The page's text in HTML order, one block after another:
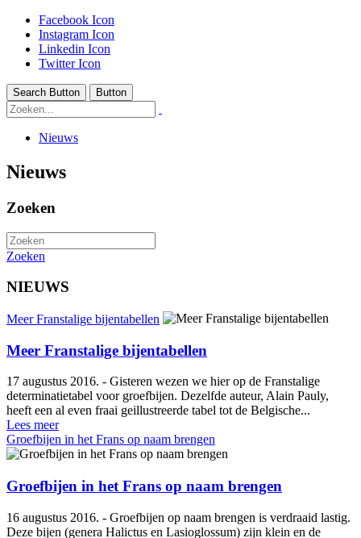
Facebook Icon
Instagram Icon
Linkedin Icon
Twitter Icon
Search Button Button
Nieuws
Nieuws
Zoeken
Zoeken
NIEUWS
Meer Franstalige bijentabellen
Meer Franstalige bijentabellen
17 augustus 2016. - Gisteren wezen we hier op de Franstalige
determinatietabel voor groefbijen. Dezelfde auteur, Alain Pauly,
heeft een al even fraai geillustreerde tabel tot de Belgische...
Lees meer
Groefbijen in het Frans op naam brengen
Groefbijen in het Frans op naam brengen
16 augustus 2016. - Groefbijen op naam brengen is verdraaid lastig.
Deze bijen (genera Halictus en Lasioglossum) zijn klein en de